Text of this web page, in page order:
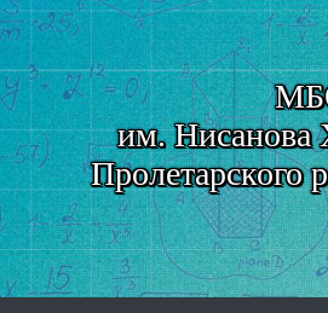
им. Нисанова
Пролетарского